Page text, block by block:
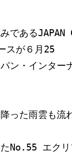
である
スが６月25
ン・インター
った雨雲も流
No.55 エク